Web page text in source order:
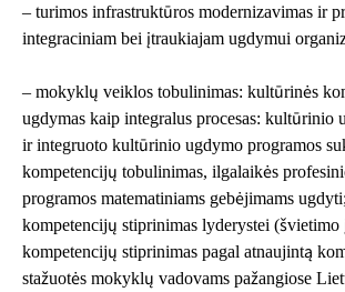
– turimos infrastruktūros modernizavimas ir
integraciniam bei įtraukiajam ugdymui
– mokyklų veiklos tobulinimas: kultūrinės
ugdymas kaip integralus procesas: kultūrinio
ir integruoto kultūrinio ugdymo programos
kompetencijų tobulinimas, ilgalaikės
programos matematiniams gebėjimams
kompetencijų stiprinimas lyderystei
kompetencijų stiprinimas pagal atnaujintą
stažuotės mokyklų vadovams pažangiose